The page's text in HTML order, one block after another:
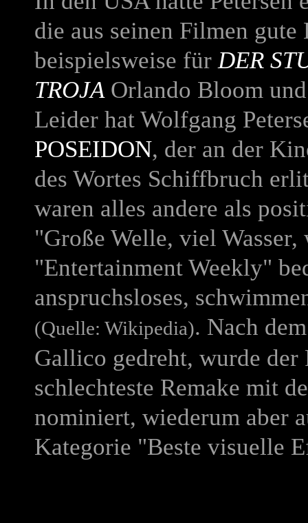
die aus seinen Filmen gute
beispielsweise fürDER
TROJAOrlando Bloom
Leider hat Wolfgang
POSEIDON, der an der
des Wortes Schiffbruch
waren alles andere als
"Große Welle, viel
"Entertainment Weekly"
anspruchsloses,
(Quelle: Wikipedia). Nach
Gallico gedreht, wurde
schlechteste Remake mit
nominiert, wiederum aber
Kategorie "Beste visuelle